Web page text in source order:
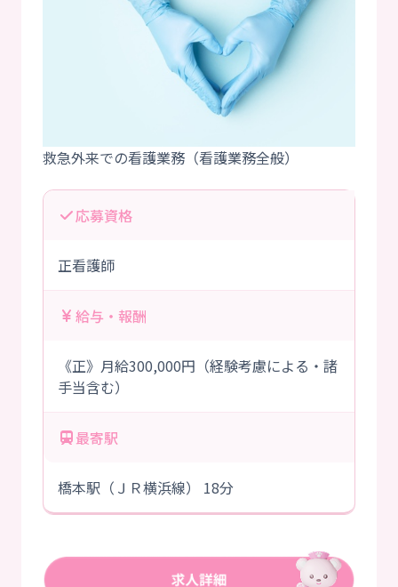
応募資格
正看護師
給与・報酬
《正》月給300,000円（経験考慮による・諸
手当含む）
最寄駅
橋本駅（ＪＲ横浜線） 18分